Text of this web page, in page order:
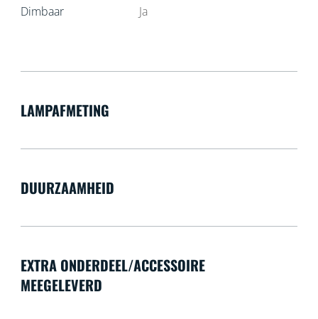
Dimbaar Ja
LAMPAFMETING
DUURZAAMHEID
EXTRA ONDERDEEL/ACCESSOIRE
MEEGELEVERD